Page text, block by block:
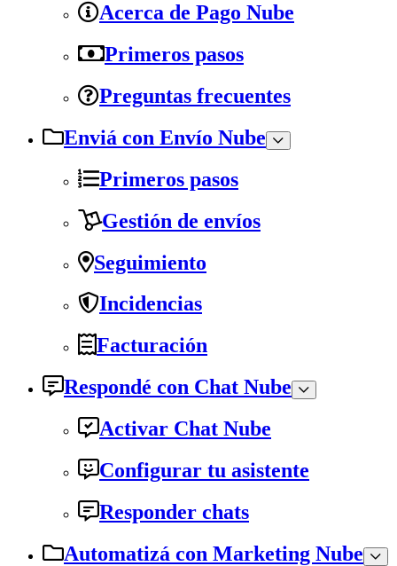
Acerca de Pago Nube
Primeros pasos
Preguntas frecuentes
Enviá con Envío Nube
Primeros pasos
Gestión de envíos
Seguimiento
Incidencias
Facturación
Respondé con Chat Nube
Activar Chat Nube
Configurar tu asistente
Responder chats
Automatizá con Marketing Nube